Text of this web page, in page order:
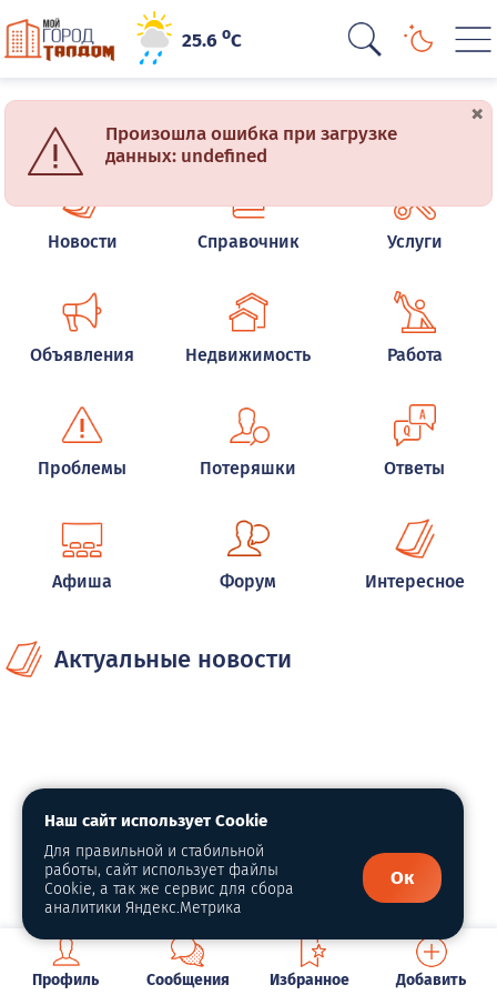
25.6oC
×
Произошла ошибка при загрузке
данных: undefined
Добро пожаловать на сайт pttop.ru в "Мой Город" Талдом
Новости Справочник Услуги
Объявления Недвижимость Работа
Проблемы Потеряшки Ответы
Афиша Форум Интересное
Актуальные новости
Профиль Сообщения Избранное Добавить
Наш сайт использует Cookie
Для правильной и стабильной
работы, сайт использует файлы
Cookie, а так же сервис для сбора
аналитики Яндекс.Метрика
Ок